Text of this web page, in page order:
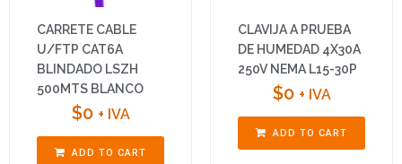
CARRETE CABLE
U/FTP CAT6A
BLINDADO LSZH
500MTS BLANCO
$0 + IVA
ADD TO CART
CLAVIJA A PRUEBA
DE HUMEDAD 4X30A
250V NEMA L15-30P
$0 + IVA
ADD TO CART